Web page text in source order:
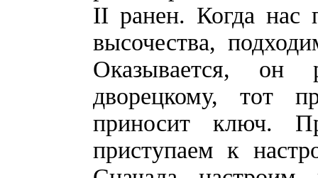
II ранен. Когда нас
высочества,
Оказывается, он
дворецкому, тот
приносит ключ.
приступаем к